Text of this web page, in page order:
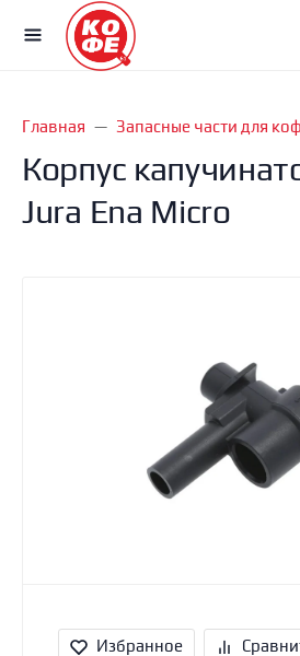
Главная Запасные части для
Корпус
Jura Ena Micro
Избранное